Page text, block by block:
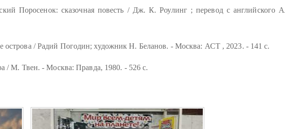
Поросенок: сказочная повесть / Дж. К. Роулинг ; перевод с английского
/ Радий Погодин; художник Н. Беланов. - Москва: АСТ , 2023. - 141 с.
/ М. Твен. - Москва: Правда, 1980. - 526 с.